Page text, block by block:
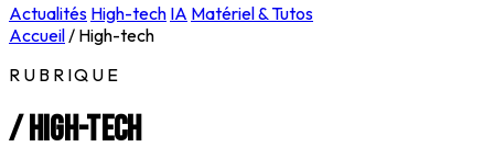
Actualités High-tech IA Matériel & Tutos
Accueil/ High-tech
RUBRIQUE
/High-tech